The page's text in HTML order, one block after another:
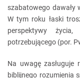
szabatowego dawały
W tym roku łaski
perspektywy
potrzebującego (por.
Na uwagę
biblijnego rozumienia